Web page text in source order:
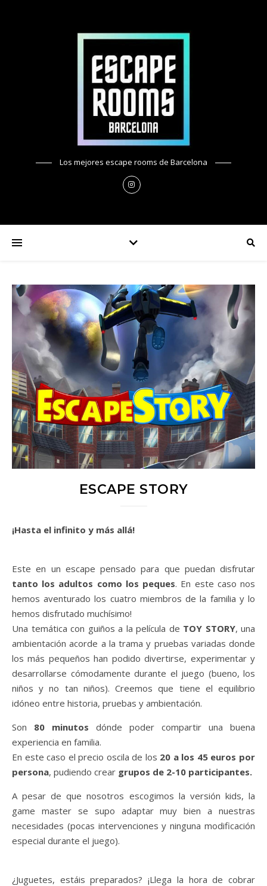
Los mejores escape rooms de Barcelona
ESCAPE STORY
¡Hasta el infinito y más allá!
Este en un escape pensado para que puedan disfrutar
tanto los adultos como los peques. En este caso nos
hemos aventurado los cuatro miembros de la familia y lo
hemos disfrutado muchísimo!
Una temática con guiños a la película de TOY STORY, una
ambientación acorde a la trama y pruebas variadas donde
los más pequeños han podido divertirse, experimentar y
desarrollarse cómodamente durante el juego (bueno, los
niños y no tan niños). Creemos que tiene el equilibrio
idóneo entre historia, pruebas y ambientación.
Son 80 minutos dónde poder compartir una buena
experiencia en familia.
En este caso el precio oscila de los 20 a los 45 euros por
persona, pudiendo crear grupos de 2-10 participantes.
A pesar de que nosotros escogimos la versión kids, la
game master se supo adaptar muy bien a nuestras
necesidades (pocas intervenciones y ninguna modificación
especial durante el juego).
¿Juguetes, estáis preparados? ¡Llega la hora de cobrar